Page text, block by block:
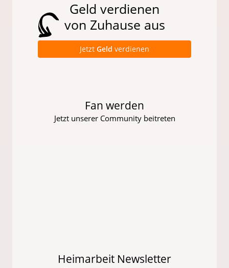
Geld verdienen
von Zuhause aus
Jetzt Geld verdienen
Fan werden
Jetzt unserer Community beitreten
Heimarbeit Newsletter